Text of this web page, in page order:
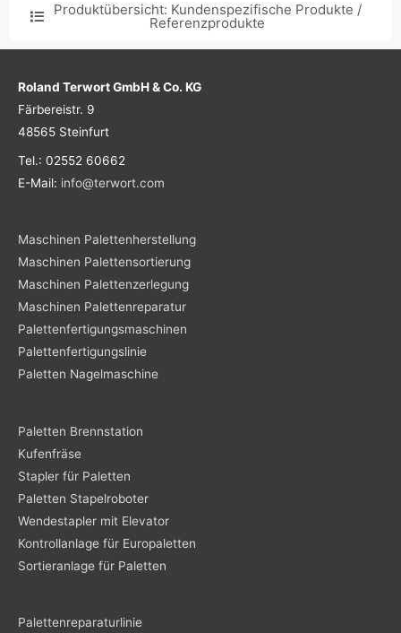
Produktübersicht: Kundenspezifische Produkte /
Referenzprodukte
Roland Terwort GmbH & Co. KG
Färbereistr. 9
48565 Steinfurt
Tel.: 02552 60662
E-Mail: info@terwort.com
Maschinen Palettenherstellung
Maschinen Palettensortierung
Maschinen Palettenzerlegung
Maschinen Palettenreparatur
Palettenfertigungsmaschinen
Palettenfertigungslinie
Paletten Nagelmaschine
Paletten Brennstation
Kufenfräse
Stapler für Paletten
Paletten Stapelroboter
Wendestapler mit Elevator
Kontrollanlage für Europaletten
Sortieranlage für Paletten
Palettenreparaturlinie